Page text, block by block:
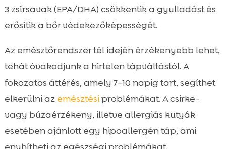
3 zsírsavak (EPA/DHA) csökkentik a gyulladást és
erősítik a bőr védekezőképességét.
Az emésztőrendszer tél idején érzékenyebb lehet,
tehát óvakodjunk a hirtelen tápváltástól. A
fokozatos áttérés, amely 7–10 napig tart, segíthet
elkerülni az emésztésiproblémákat. A csirke-
vagy búzaérzékeny, illetve allergiás kutyák
esetében ajánlott egy hipoallergén táp, ami